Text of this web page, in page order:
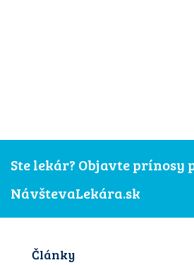
Ste lekár? Objavte prínosy
NávštevaLekára.sk
Články